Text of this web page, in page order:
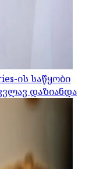
ის საწყობი
დაზიანდა